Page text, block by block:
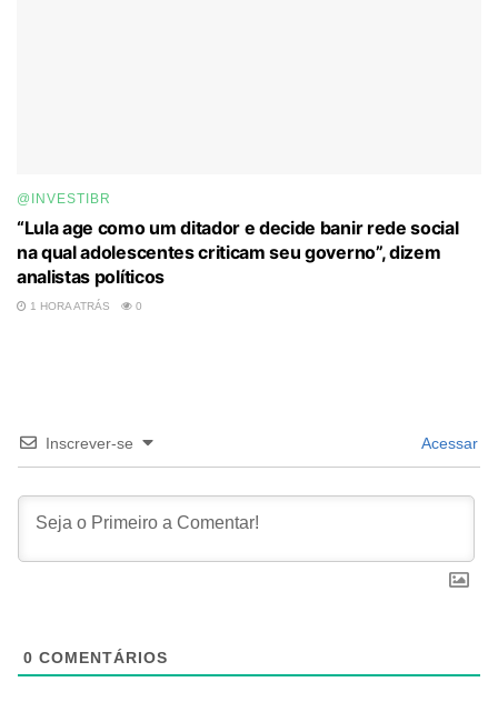
@INVESTIBR
“Lula age como um ditador e decide banir rede social
na qual adolescentes criticam seu governo”, dizem
analistas políticos
1 HORA ATRÁS 0
Inscrever-se Acessar
0 COMENTÁRIOS